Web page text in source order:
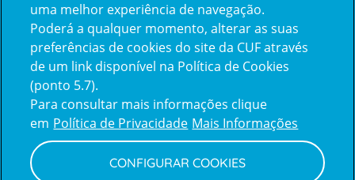
Inicie sessão com a Apple
Centro de Apoio ao Cliente | Política de Privacidade e Cookies
uma melhor experiência de navegação.
Poderá a qualquer momento, alterar as suas
preferências de cookies do site da CUF através
de um link disponível na Política de Cookies
(ponto 5.7).
Para consultar mais informações clique
em Política de Privacidade Mais Informações
CONFIGURAR COOKIES